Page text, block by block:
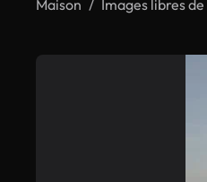
Maison Images libres